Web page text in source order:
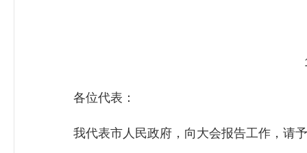
各位代表：
我代表市人民政府，向大会报告工作，请予